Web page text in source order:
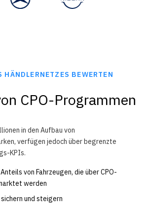
BEWERTEN
CPO-Programmen
in den Aufbau von
verfügen jedoch über begrenzte
KPIs.
von Fahrzeugen, die über CPO-
werden
und steigern